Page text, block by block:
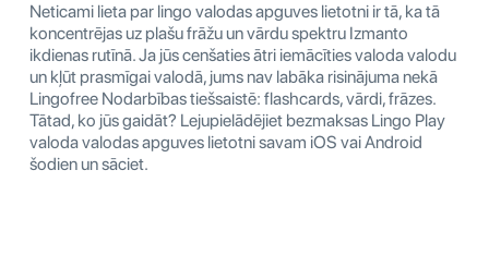
Neticami lieta par lingo valodas apguves lietotni ir tā, ka tā
koncentrējas uz plašu frāžu un vārdu spektru Izmanto
ikdienas rutīnā. Ja jūs cenšaties ātri iemācīties valoda valodu
un kļūt prasmīgai valodā, jums nav labāka risinājuma nekā
Lingofree Nodarbības tiešsaistē: flashcards, vārdi, frāzes.
Tātad, ko jūs gaidāt? Lejupielādējiet bezmaksas Lingo Play
valoda valodas apguves lietotni savam iOS vai Android
šodien un sāciet.